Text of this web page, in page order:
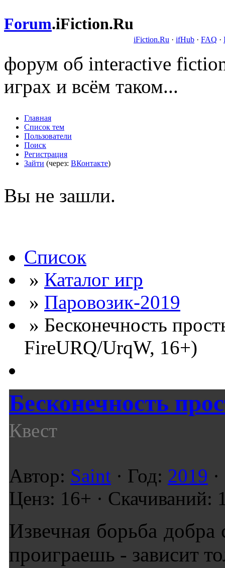
Forum.iFiction.Ru
iFiction.Ru · ifHub · FAQ ·
форум об interactive
играх и всём таком...
Главная
Список тем
Пользователи
Поиск
Регистрация
Зайти (через: ВКонтакте)
Вы не зашли.
Список
» Каталог игр
» Паровозик-2019
» Бесконечность
FireURQ/UrqW, 16+)
Бесконечность
Квест
Автор: Saint · Год: 2019
Ценз: 16+ · Скачиваний:
Извечная борьба
проиграешь - зависит